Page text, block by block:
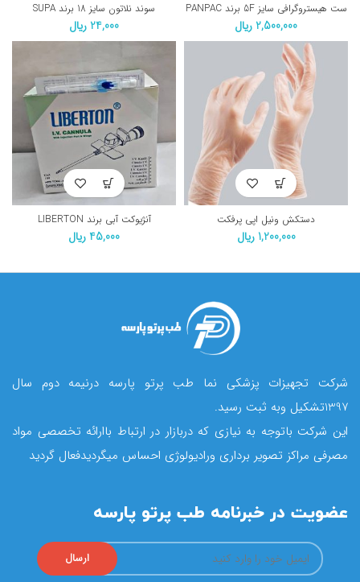
ست هیستروگرافی سایز 5F برند PANPAC
2,500,000ریال
سوند نلاتون سایز 18 برند SUPA
24,000ریال
دستکش ونیل اپی پرفکت
1,200,000 ریال
آنژیوکت آبی برند LIBERTON
45,000ریال
شرکت تجهیزات پزشکی نما طب پرتو پارسه درنیمه دوم سال
1397تشکیل وبه ثبت رسید.
این شرکت باتوجه به نیازی که دربازار در ارتباط باارائه تخصصی مواد
مصرفی مراکز تصویر برداری ورادیولوژی احساس میگردیدفعال گردید
عضویت در خبرنامه طب پرتو پارسه